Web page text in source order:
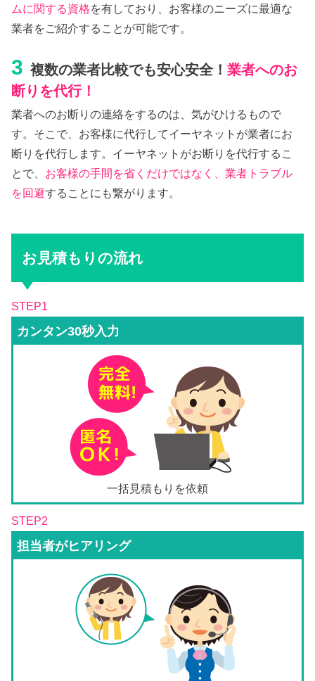
ムに関する資格を有しており、お客様のニーズに最適な
業者をご紹介することが可能です。
3 複数の業者比較でも安心安全！業者へのお
断りを代行！
業者へのお断りの連絡をするのは、気がひけるもので
す。そこで、お客様に代行してイーヤネットが業者にお
断りを代行します。イーヤネットがお断りを代行するこ
とで、 お客様の手間を省くだけではなく、業者トラブル
を回避することにも繋がります。
お見積もりの流れ
STEP1
カンタン30秒入力
一括見積もりを依頼
STEP2
担当者がヒアリング